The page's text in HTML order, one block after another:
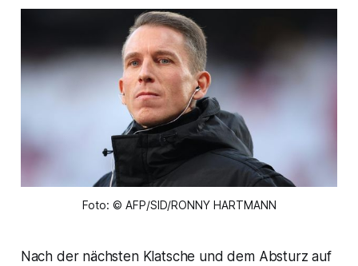
Foto: © AFP/SID/RONNY HARTMANN
Nach der nächsten Klatsche und dem Absturz auf